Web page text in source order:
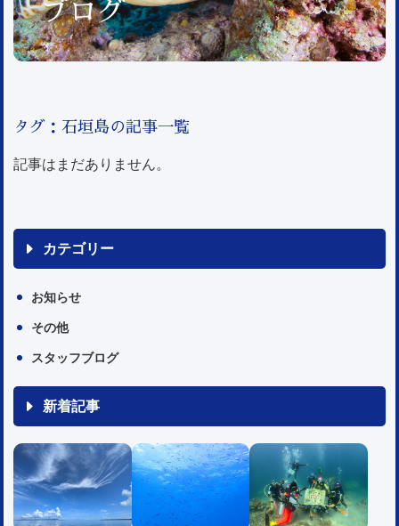
ブログ
タグ：石垣島の記事一覧
記事はまだありません。
カテゴリー
お知らせ
その他
スタッフブログ
新着記事